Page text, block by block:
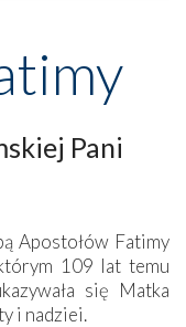
Pani
Apostołów Fatimy
109 lat temu
się Matka
i nadziei.